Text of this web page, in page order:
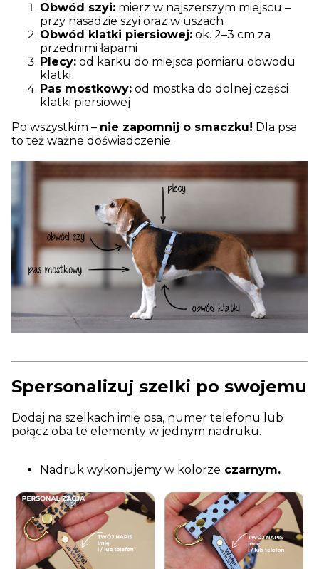
Obwód szyi: mierz w najszerszym miejscu –
przy nasadzie szyi oraz w uszach
Obwód klatki piersiowej: ok. 2–3 cm za
przednimi łapami
Plecy: od karku do miejsca pomiaru obwodu
klatki
Pas mostkowy: od mostka do dolnej części
klatki piersiowej
Po wszystkim – nie zapomnij o smaczku! Dla psa
to też ważne doświadczenie.
Spersonalizuj szelki po swojemu
Dodaj na szelkach imię psa, numer telefonu lub
połącz oba te elementy w jednym nadruku.
Nadruk wykonujemy w kolorze czarnym.